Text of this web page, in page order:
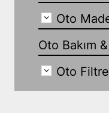
Oto
Oto Bakım
Oto Filtre